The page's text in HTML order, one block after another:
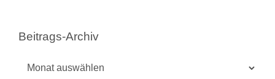
Beitrags-Archiv